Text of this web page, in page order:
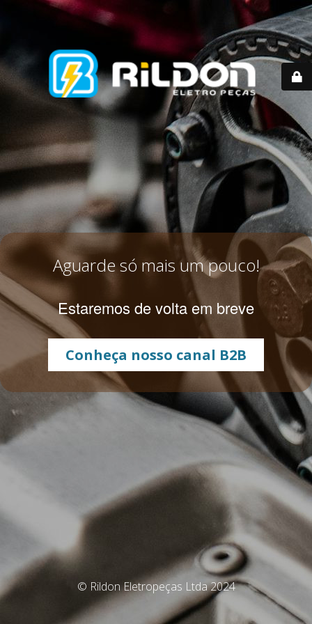
Aguarde só mais um pouco!
Estaremos de volta em breve
Conheça nosso canal B2B
© Rildon Eletropeças Ltda 2024